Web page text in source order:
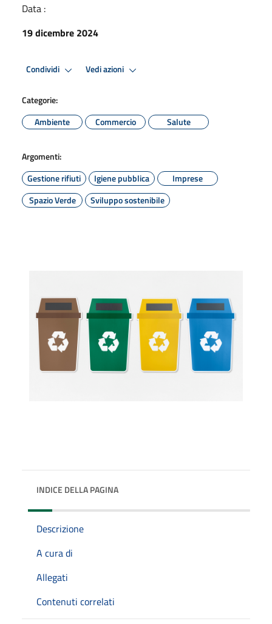
Data :
19 dicembre 2024
Condividi Vedi azioni
Categorie:
Ambiente
Commercio Salute
Argomenti:
Gestione rifiuti
Igiene pubblica
Imprese
Spazio Verde
Sviluppo sostenibile
INDICE DELLA PAGINA
Descrizione
A cura di
Allegati
Contenuti correlati